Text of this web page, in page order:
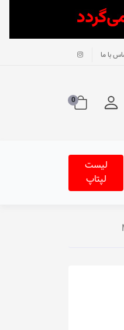
با ما
0
لیست
لپتاپ